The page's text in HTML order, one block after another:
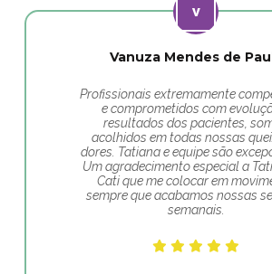
Vanuza Mendes de
Profissionais extremamente
e comprometidos com
resultados dos pacientes,
acolhidos em todas nossas
dores. Tatiana e equipe são
Um agradecimento especial a
Cati que me colocar em
sempre que acabamos nossas
semanais.